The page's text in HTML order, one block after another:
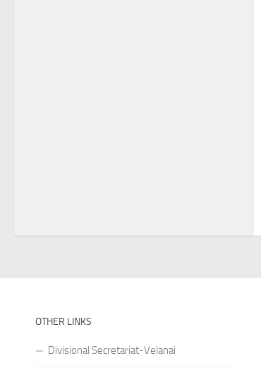
OTHER LINKS
Divisional Secretariat-Velanai